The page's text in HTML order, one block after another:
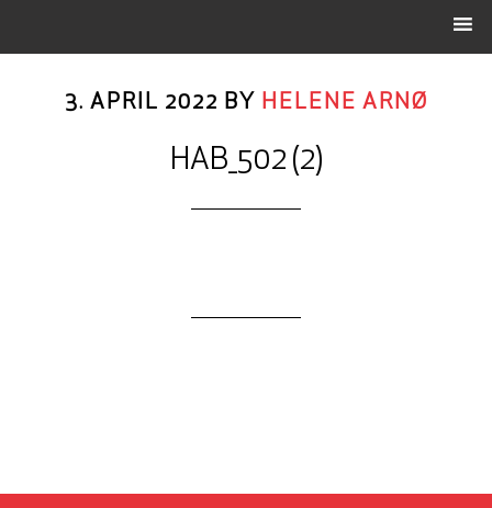
3. APRIL 2022 BY HELENE ARNØ
HAB_502 (2)